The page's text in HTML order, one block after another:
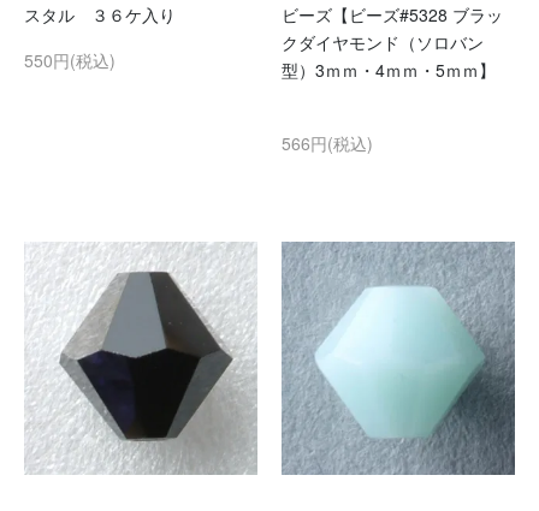
スタル ３６ケ入り
550円(税込)
ビーズ【ビーズ#5328 ブラッ
クダイヤモンド（ソロバン
型）3ｍｍ・4ｍｍ・5ｍｍ】
566円(税込)